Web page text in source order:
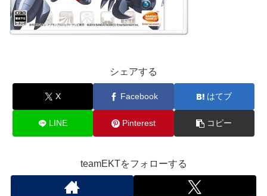
シェアする
X Facebook はてブ
LINE Pinterest コピー
teamEKTをフォローする